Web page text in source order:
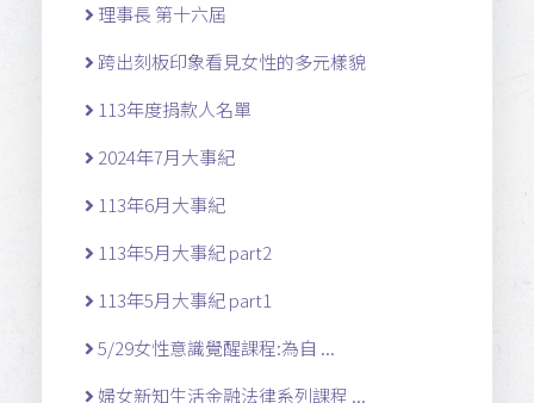
理事長 第十六屆
跨出刻板印象看見女性的多元樣貌
113年度捐款人名單
2024年7月大事紀
113年6月大事紀
113年5月大事紀 part2
113年5月大事紀 part1
5/29女性意識覺醒課程:為自 ...
婦女新知生活金融法律系列課程 ...